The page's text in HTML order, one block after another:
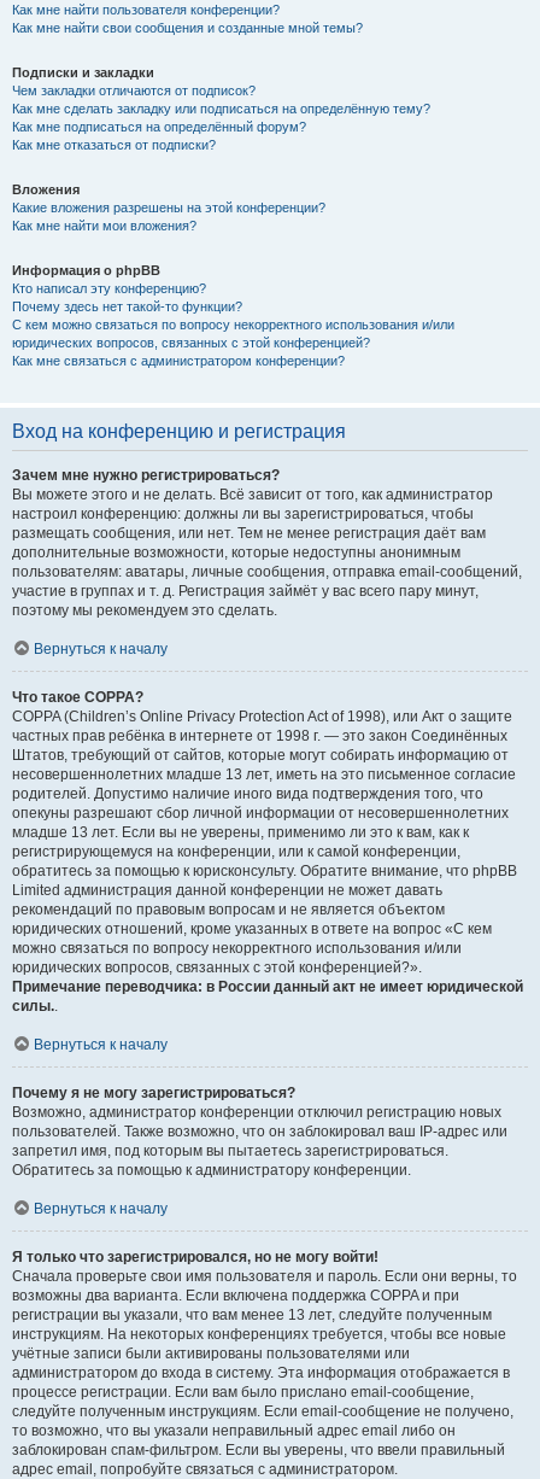
Как мне найти пользователя конференции?
Как мне найти свои сообщения и созданные мной темы?
Подписки и закладки
Чем закладки отличаются от подписок?
Как мне сделать закладку или подписаться на определённую тему?
Как мне подписаться на определённый форум?
Как мне отказаться от подписки?
Вложения
Какие вложения разрешены на этой конференции?
Как мне найти мои вложения?
Информация о phpBB
Кто написал эту конференцию?
Почему здесь нет такой-то функции?
С кем можно связаться по вопросу некорректного использования и/или
юридических вопросов, связанных с этой конференцией?
Как мне связаться с администратором конференции?
Вход на конференцию и регистрация
Зачем мне нужно регистрироваться?
Вы можете этого и не делать. Всё зависит от того, как администратор
настроил конференцию: должны ли вы зарегистрироваться, чтобы
размещать сообщения, или нет. Тем не менее регистрация даёт вам
дополнительные возможности, которые недоступны анонимным
пользователям: аватары, личные сообщения, отправка email-сообщений,
участие в группах и т. д. Регистрация займёт у вас всего пару минут,
поэтому мы рекомендуем это сделать.
Вернуться к началу
Что такое COPPA?
COPPA (Children’s Online Privacy Protection Act of 1998), или Акт о защите
частных прав ребёнка в интернете от 1998 г. — это закон Соединённых
Штатов, требующий от сайтов, которые могут собирать информацию от
несовершеннолетних младше 13 лет, иметь на это письменное согласие
родителей. Допустимо наличие иного вида подтверждения того, что
опекуны разрешают сбор личной информации от несовершеннолетних
младше 13 лет. Если вы не уверены, применимо ли это к вам, как к
регистрирующемуся на конференции, или к самой конференции,
обратитесь за помощью к юрисконсульту. Обратите внимание, что phpBB
Limited администрация данной конференции не может давать
рекомендаций по правовым вопросам и не является объектом
юридических отношений, кроме указанных в ответе на вопрос «С кем
можно связаться по вопросу некорректного использования и/или
юридических вопросов, связанных с этой конференцией?».
Примечание переводчика: в России данный акт не имеет юридической
силы..
Вернуться к началу
Почему я не могу зарегистрироваться?
Возможно, администратор конференции отключил регистрацию новых
пользователей. Также возможно, что он заблокировал ваш IP-адрес или
запретил имя, под которым вы пытаетесь зарегистрироваться.
Обратитесь за помощью к администратору конференции.
Вернуться к началу
Я только что зарегистрировался, но не могу войти!
Сначала проверьте свои имя пользователя и пароль. Если они верны, то
возможны два варианта. Если включена поддержка COPPA и при
регистрации вы указали, что вам менее 13 лет, следуйте полученным
инструкциям. На некоторых конференциях требуется, чтобы все новые
учётные записи были активированы пользователями или
администратором до входа в систему. Эта информация отображается в
процессе регистрации. Если вам было прислано email-сообщение,
следуйте полученным инструкциям. Если email-сообщение не получено,
то возможно, что вы указали неправильный адрес email либо он
заблокирован спам-фильтром. Если вы уверены, что ввели правильный
адрес email, попробуйте связаться с администратором.